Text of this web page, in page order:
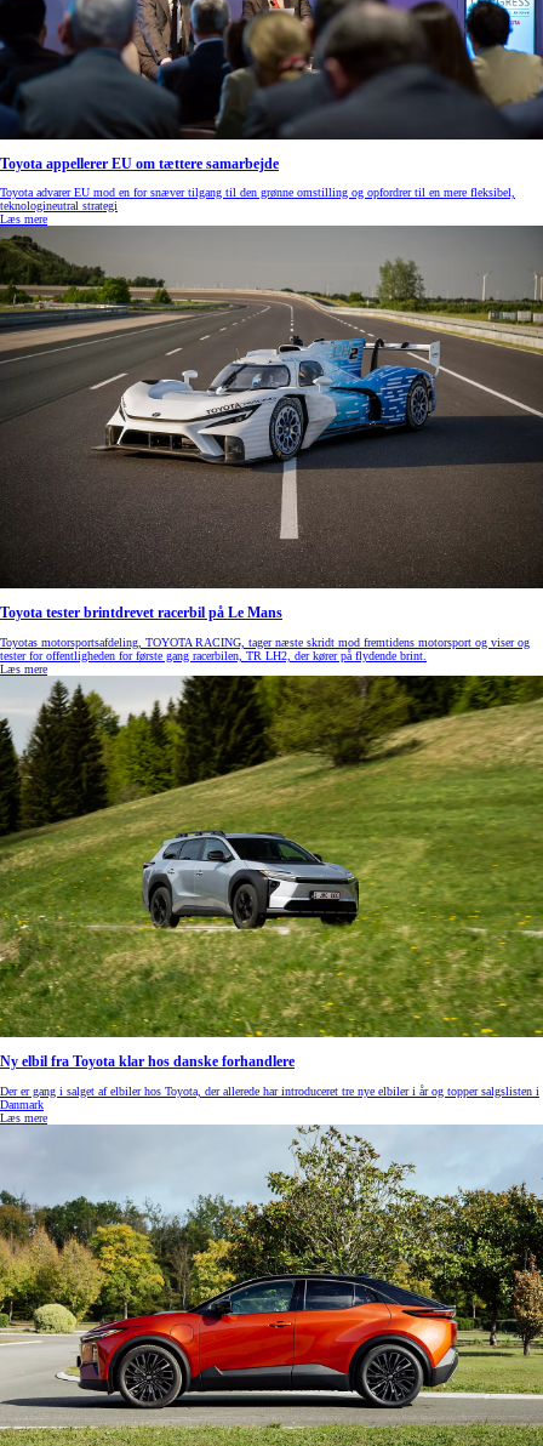
Toyota appellerer EU om tættere samarbejde
Toyota advarer EU mod en for snæver tilgang til den grønne omstilling og opfordrer til en mere fleksibel,
teknologineutral strategi
Læs mere
Toyota tester brintdrevet racerbil på Le Mans
Toyotas motorsportsafdeling, TOYOTA RACING, tager næste skridt mod fremtidens motorsport og viser og
tester for offentligheden for første gang racerbilen, TR LH2, der kører på flydende brint.
Læs mere
Ny elbil fra Toyota klar hos danske forhandlere
Der er gang i salget af elbiler hos Toyota, der allerede har introduceret tre nye elbiler i år og topper salgslisten i
Danmark
Læs mere